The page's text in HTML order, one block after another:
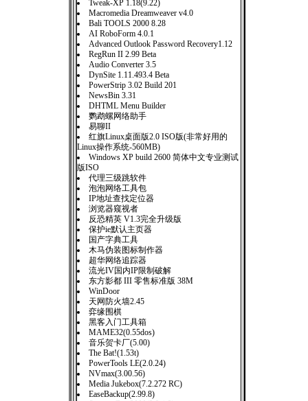
Tweak-XP 1.18(9.22)
Macromedia Dreamweaver v4.0
Bali TOOLS 2000 8.28
AI RoboForm 4.0.1
Advanced Outlook Password Recovery1.12
RegRun II 2.99 Beta
Audio Converter 3.5
DynSite 1.11.493.4 Beta
PowerStrip 3.02 Build 201
NewsBin 3.31
DHTML Menu Builder
鹦鹉螺网络助手
易聊II
红旗Linux桌面版2.0 ISO版(非常好用的
Linux操作系统-560MB)
Windows XP build 2600 简体中文专业测试
版ISO
代理三级跳软件
泡泡网络工具包
IP地址查找定位器
浏览器窥视者
反恐精英 V1.3完全升级版
保护ie默认主页器
国产字典工具
木马伪装图标制作器
超华网络追踪器
流光IV国内IP限制破解
东方影都 III 零售标准版 38M
WinDoor
天网防火墙2.45
弈缘围棋
黑客入门工具箱
MAME32(0.55dos)
音乐贺卡厂(5.00)
The Bat!(1.53t)
PowerTools LE(2.0.24)
NVmax(3.00.56)
Media Jukebox(7.2.272 RC)
EaseBackup(2.99.8)